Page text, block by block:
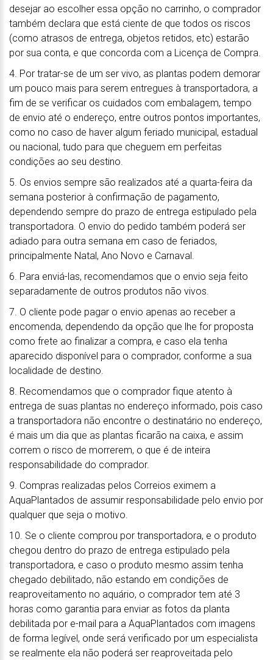
desejar ao escolher essa opção no carrinho, o comprador
também declara que está ciente de que todos os riscos
(como atrasos de entrega, objetos retidos, etc) estarão
por sua conta, e que concorda com a Licença de Compra.
4. Por tratar-se de um ser vivo, as plantas podem demorar
um pouco mais para serem entregues à transportadora, a
fim de se verificar os cuidados com embalagem, tempo
de envio até o endereço, entre outros pontos importantes,
como no caso de haver algum feriado municipal, estadual
ou nacional, tudo para que cheguem em perfeitas
condições ao seu destino.
5. Os envios sempre são realizados até a quarta-feira da
semana posterior à confirmação de pagamento,
dependendo sempre do prazo de entrega estipulado pela
transportadora. O envio do pedido também poderá ser
adiado para outra semana em caso de feriados,
principalmente Natal, Ano Novo e Carnaval.
6. Para enviá-las, recomendamos que o envio seja feito
separadamente de outros produtos não vivos.
7. O cliente pode pagar o envio apenas ao receber a
encomenda, dependendo da opção que lhe for proposta
como frete ao finalizar a compra, e caso ela tenha
aparecido disponível para o comprador, conforme a sua
localidade de destino.
8. Recomendamos que o comprador fique atento à
entrega de suas plantas no endereço informado, pois caso
a transportadora não encontre o destinatário no endereço,
é mais um dia que as plantas ficarão na caixa, e assim
correm o risco de morrerem, o que é de inteira
responsabilidade do comprador.
9. Compras realizadas pelos Correios eximem a
AquaPlantados de assumir responsabilidade pelo envio por
qualquer que seja o motivo.
10. Se o cliente comprou por transportadora, e o produto
chegou dentro do prazo de entrega estipulado pela
transportadora, e caso o produto mesmo assim tenha
chegado debilitado, não estando em condições de
reaproveitamento no aquário, o comprador tem até 3
horas como garantia para enviar as fotos da planta
debilitada por e-mail para a AquaPlantados com imagens
de forma legível, onde será verificado por um especialista
se realmente ela não poderá ser reaproveitada pelo